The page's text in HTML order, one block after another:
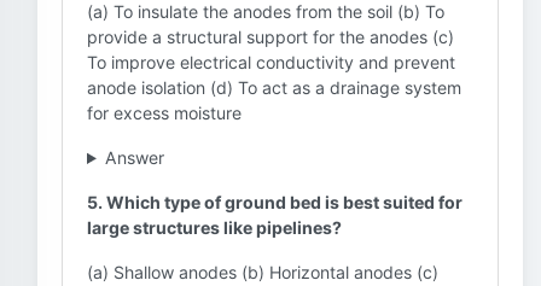
(a) To insulate the anodes from the soil (b) To
provide a structural support for the anodes (c)
To improve electrical conductivity and prevent
anode isolation (d) To act as a drainage system
for excess moisture
Answer
5. Which type of ground bed is best suited for
large structures like pipelines?
(a) Shallow anodes (b) Horizontal anodes (c)